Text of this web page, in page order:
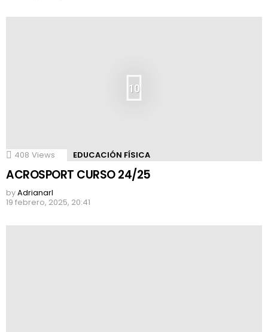
10
408 Views EDUCACIÓN FÍSICA
ACROSPORT CURSO 24/25
byAdrianarl
19 febrero, 2025, 20:41